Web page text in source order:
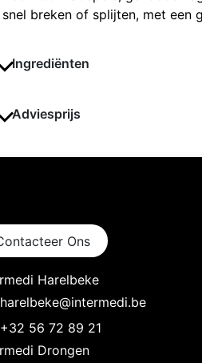
snel breken of splijten, met een
Ingrediënten
Adviesprijs
Ons
Harelbeke
harelbeke@intermedi.be
+32 56 72 89 21
Drongen